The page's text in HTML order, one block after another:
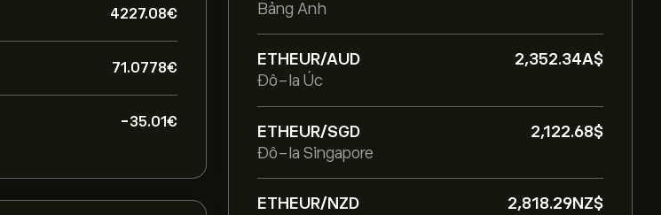
Bảng Anh
ETHEUR/AUD
2,352.34‎A$‎
Đô-la Úc
ETHEUR/SGD
2,122.68‎$‎
Đô-la Singapore
ETHEUR/NZD
2,818.29‎NZ$‎
4227.08‎€‎
71.0778‎€‎
-35.01‎€‎